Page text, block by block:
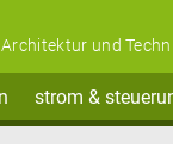
und
strom &